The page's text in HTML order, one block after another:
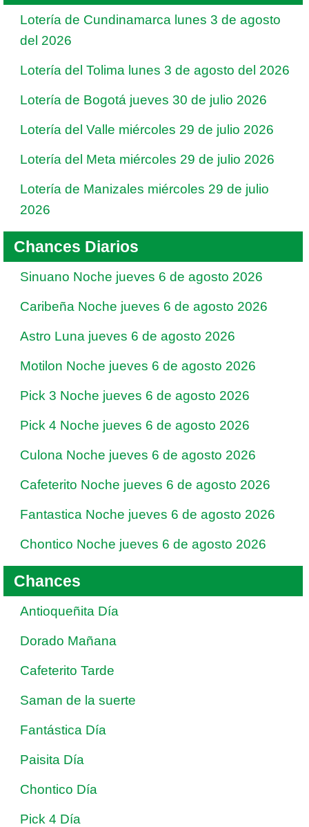
Lotería de Cundinamarca lunes 3 de agosto
del 2026
Lotería del Tolima lunes 3 de agosto del 2026
Lotería de Bogotá jueves 30 de julio 2026
Lotería del Valle miércoles 29 de julio 2026
Lotería del Meta miércoles 29 de julio 2026
Lotería de Manizales miércoles 29 de julio
2026
Chances Diarios
Sinuano Noche jueves 6 de agosto 2026
Caribeña Noche jueves 6 de agosto 2026
Astro Luna jueves 6 de agosto 2026
Motilon Noche jueves 6 de agosto 2026
Pick 3 Noche jueves 6 de agosto 2026
Pick 4 Noche jueves 6 de agosto 2026
Culona Noche jueves 6 de agosto 2026
Cafeterito Noche jueves 6 de agosto 2026
Fantastica Noche jueves 6 de agosto 2026
Chontico Noche jueves 6 de agosto 2026
Chances
Antioqueñita Día
Dorado Mañana
Cafeterito Tarde
Saman de la suerte
Fantástica Día
Paisita Día
Chontico Día
Pick 4 Día